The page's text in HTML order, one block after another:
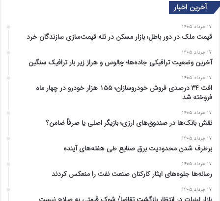
ب
ی
ع
ی
آخرین اخبار
۱۷ مرداد ۱۴۰۵
قیمت ملک در دور باطل؛ بازار مسکن در تله قیمت‌سازی سازندگان خرد
۱۷ مرداد ۱۴۰۵
آخرین وضعیت ترافیکی جاده‌ها؛ چالوس و هراز زیر بار ترافیک سنگین
۱۷ مرداد ۱۴۰۵
افت ۳۴ درصدی فروش خودروسازان؛ ۱۵۵ هزار خودرو در چهار ماه
فروخته شد
۱۷ مرداد ۱۴۰۵
نقش بانک‌ها در صندوق‌های ارزی؛ بازیگر اصلی یا صرفاً ضامن؟
۱۷ مرداد ۱۴۰۵
برطرف شدن محدودیت‌ برق صنایع طی هفته‌های آینده
۱۷ مرداد ۱۴۰۵
رسانه‌ها جلوه‌های ایثار کارکنان صنعت نفت را منعکس کردند
۱۷ مرداد ۱۴۰۵